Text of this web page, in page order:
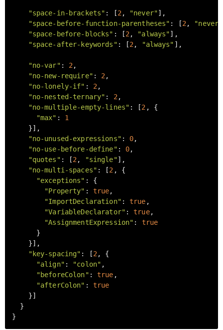
"space-in-brackets" : [2, "never"],
"space-before-function-parentheses" : [2, "never"
"space-before-blocks" : [2, "always"],
"space-after-keywords" : [2, "always" ],
"no-var" : 2,
"no-new-require" : 2,
"no-lonely-if" : 2,
"no-nested-ternary" : 2,
"no-multiple-empty-lines" : [2 , {
"max" : 1
    }],
"no-unused-expressions" : 0,
"no-use-before-define" : 0,
"quotes" : [2, "single"],
"no-multi-spaces" : [2 , {
"exceptions" : {
"Property" : true,
"ImportDeclaration" : true ,
"VariableDeclarator" : true,
"AssignmentExpression" : true
      }
    }],
"key-spacing" : [2, {
"align" : "colon" ,
"beforeColon" : true ,
"afterColon" : true
    }]
  }